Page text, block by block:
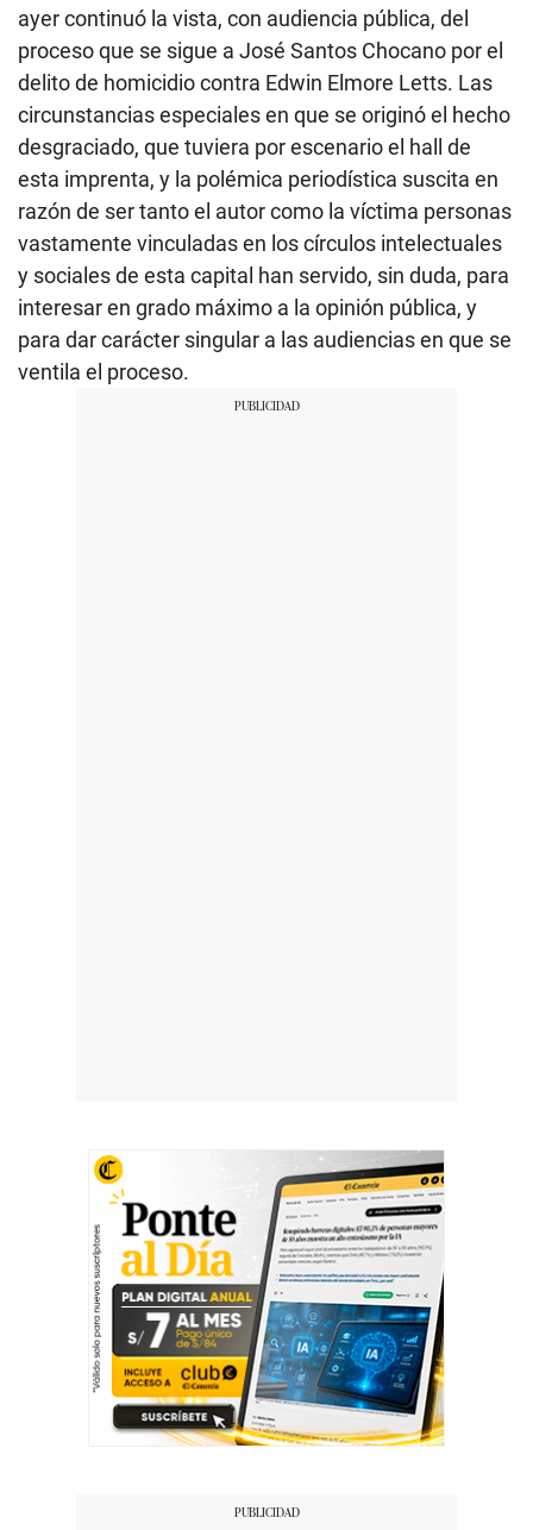
ayer continuó la vista, con audiencia pública, del
proceso que se sigue a José Santos Chocano por el
delito de homicidio contra Edwin Elmore Letts. Las
circunstancias especiales en que se originó el hecho
desgraciado, que tuviera por escenario el hall de
esta imprenta, y la polémica periodística suscita en
razón de ser tanto el autor como la víctima personas
vastamente vinculadas en los círculos intelectuales
y sociales de esta capital han servido, sin duda, para
interesar en grado máximo a la opinión pública, y
para dar carácter singular a las audiencias en que se
ventila el proceso.